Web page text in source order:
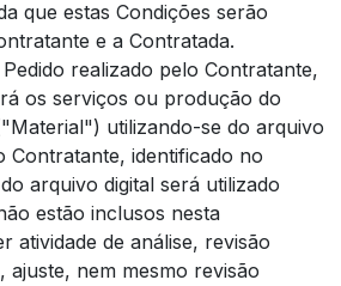
que estas Condições serão
e a Contratada.
realizado pelo Contratante,
os serviços ou produção do
utilizando-se do arquivo
Contratante, identificado no
arquivo digital será utilizado
estão inclusos nesta
atividade de análise, revisão
ajuste, nem mesmo revisão